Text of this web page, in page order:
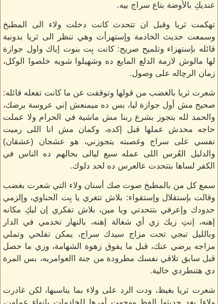
عنديكِ بالأوضة بتاع سراج بيه.
تهكمت ثريا وقبل ان تتحدث كانت دخلت ولاء الى المطبخ
وسمعت حديث الخادمة وإستهزأت وهي تنظر الى ثريا بدونية
قائله بإستهزاء وتلميح صريح: كانت بِت بنوت إياك واول جوازة
لها مالوش لازمة الدلع المايع ده وشهيلوا شويه خلصوا الوكل،
زمان الرچاله على وصول.
شعرت ثريا بالغضب من قولها وتوقفت عن ما كانت تفعله قائله:
صحيح مش أول جوازة ليا، بس ده ميمنعش إني عروسة برضك،
والحمد لله بتجوز بشرع ربنا مش ماشية في الحرام ولا عملت
حاجه محدش عملها قبل إكده، وكمان مش انا اللى رميت
نفسي على سراج وغصبته يتجوزني، هو عشجان (عشقان)
والدليل العُرس اللى عمله سبع ليالى بحالهم ده الناس في
الكفر لساها بتتحدت عالعرس ده لحد دلوك.
سمع كل من بالمطبخ صوت صك أسنان ولاء التي شعرت بغضب
وقالت بإستقلال وإستقواء: بلاش تتغري يا بِت الحناوي، وإلزمي
حدودك وإعرفي بتتحدتي ويا مين، بلاش تفكري إن ليكِ مكانه
إهنه، إنتِ زيك زي أي شغالة إهنه، بالنهار تخدمي في الدار
وبالليل تبجي تحت مزاج سيدك سراج، يمكن تفلحي وتملي
مزاجه يرضي عنك، قبل ما يفوق زهوة الشهامة، وزي ما حصل
قبل سابق تلاقي نفسك مطرودة من جنة االعوامريه، بس المرة
دي هتنطردي خالية.
شعرت ثريا بغيظ، ودت الرد على ولاء بما يناسبها، لكن غادرت